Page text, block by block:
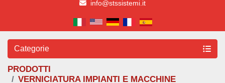
info@stssistemi.it
Categorie
PRODOTTI
VERNICIATURA IMPIANTI E MACCHINE